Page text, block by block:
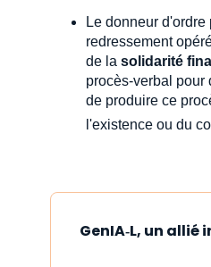
Le donneur
redressement
de la solidarité
procès-verbal pour
de produire ce
l'existence ou du
GenIA‑L, un